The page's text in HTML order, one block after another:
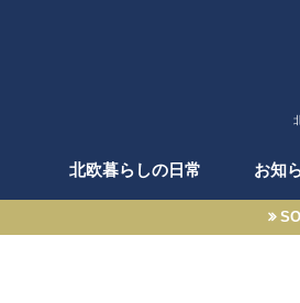
北欧暮らしの日常 お知